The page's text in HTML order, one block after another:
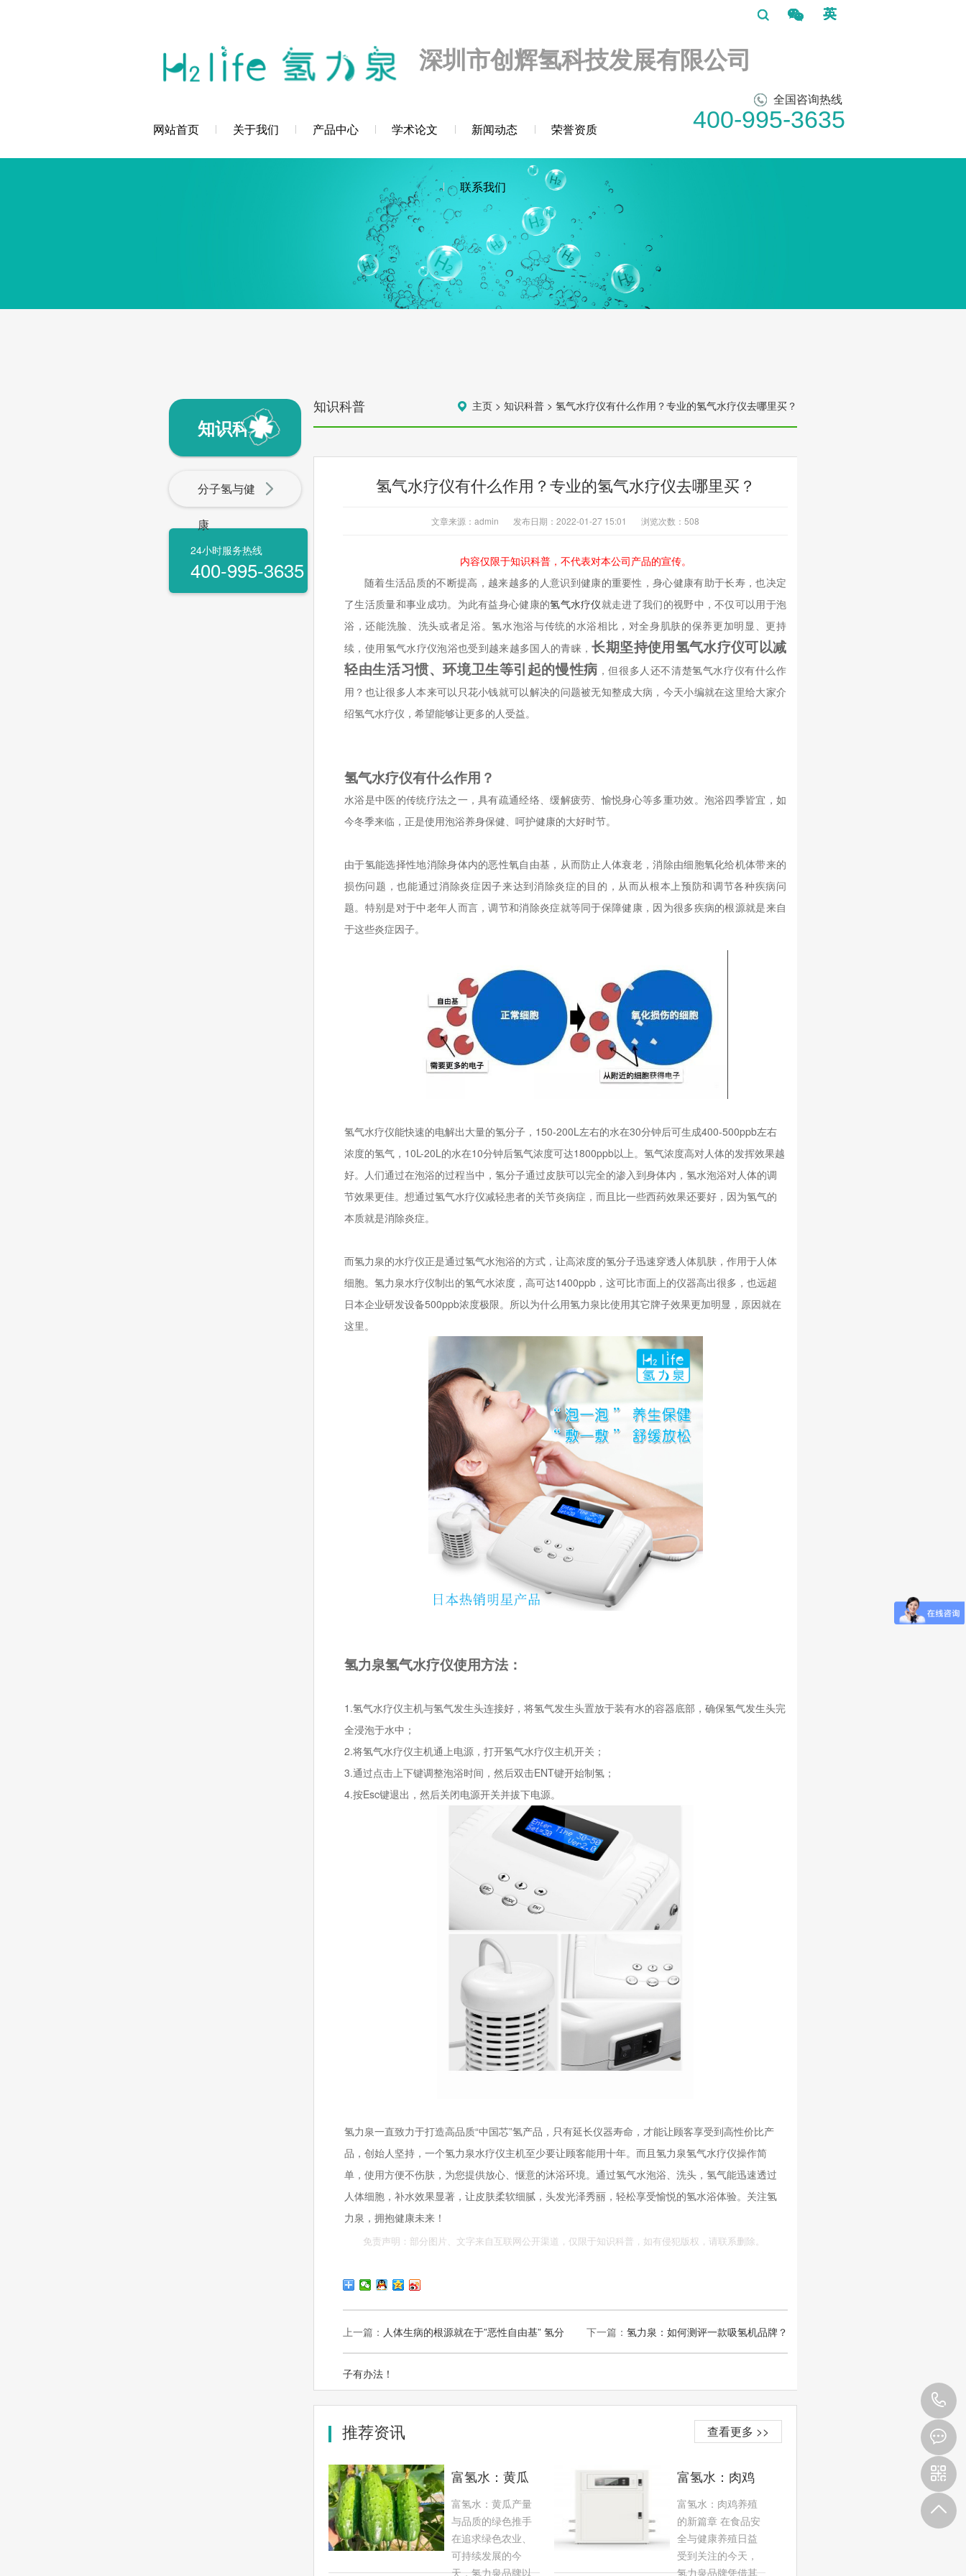
深圳市创辉氢科技发展有限公司
全国咨询热线
400-995-3635
网站首页 关于我们 产品中心 学术论文 新闻动态 荣誉资质
联系我们
知识科普
分子氢与健
康
24小时服务热线
400-995-3635
主页> 知识科普> 氢气水疗仪有什么作用？专业的氢气水疗仪去哪里买？
知识科普
氢气水疗仪有什么作用？专业的氢气水疗仪去哪里买？
文章来源：admin 发布日期：2022-01-27 15:01 浏览次数：508
内容仅限于知识科普，不代表对本公司产品的宣传。
随着生活品质的不断提高，越来越多的人意识到健康的重要性，身心健康有助于长寿，也决定
了生活质量和事业成功。为此有益身心健康的氢气水疗仪就走进了我们的视野中，不仅可以用于泡
浴，还能洗脸、洗头或者足浴。氢水泡浴与传统的水浴相比，对全身肌肤的保养更加明显、更持
续，使用氢气水疗仪泡浴也受到越来越多国人的青睐，长期坚持使用氢气水疗仪可以减
轻由生活习惯、环境卫生等引起的慢性病 ，但很多人还不清楚氢气水疗仪有什么作
用？也让很多人本来可以只花小钱就可以解决的问题被无知整成大病，今天小编就在这里给大家介
绍氢气水疗仪，希望能够让更多的人受益。
氢气水疗仪有什么作用？
水浴是中医的传统疗法之一，具有疏通经络、缓解疲劳、愉悦身心等多重功效。泡浴四季皆宜，如
今冬季来临，正是使用泡浴养身保健、呵护健康的大好时节。
由于氢能选择性地消除身体内的恶性氧自由基，从而防止人体衰老，消除由细胞氧化给机体带来的
损伤问题，也能通过消除炎症因子来达到消除炎症的目的，从而从根本上预防和调节各种疾病问
题。特别是对于中老年人而言，调节和消除炎症就等同于保障健康，因为很多疾病的根源就是来自
于这些炎症因子。
氢气水疗仪能快速的电解出大量的氢分子，150-200L左右的水在30分钟后可生成400-500ppb左右
浓度的氢气，10L-20L的水在10分钟后氢气浓度可达1800ppb以上。氢气浓度高对人体的发挥效果越
好。人们通过在泡浴的过程当中，氢分子通过皮肤可以完全的渗入到身体内，氢水泡浴对人体的调
节效果更佳。想通过氢气水疗仪减轻患者的关节炎病症，而且比一些西药效果还要好，因为氢气的
本质就是消除炎症。
而氢力泉的水疗仪正是通过氢气水泡浴的方式，让高浓度的氢分子迅速穿透人体肌肤，作用于人体
细胞。氢力泉水疗仪制出的氢气水浓度，高可达1400ppb，这可比市面上的仪器高出很多，也远超
日本企业研发设备500ppb浓度极限。所以为什么用氢力泉比使用其它牌子效果更加明显，原因就在
这里。
氢力泉氢气水疗仪使用方法：
1.氢气水疗仪主机与氢气发生头连接好，将氢气发生头置放于装有水的容器底部，确保氢气发生头完
全浸泡于水中；
2.将氢气水疗仪主机通上电源，打开氢气水疗仪主机开关；
3.通过点击上下键调整泡浴时间，然后双击ENT键开始制氢；
4.按Esc键退出，然后关闭电源开关并拔下电源。
氢力泉一直致力于打造高品质“中国芯”氢产品，只有延长仪器寿命，才能让顾客享受到高性价比产
品，创始人坚持，一个氢力泉水疗仪主机至少要让顾客能用十年。而且氢力泉氢气水疗仪操作简
单，使用方便不伤肤，为您提供放心、惬意的沐浴环境。通过氢气水泡浴、洗头，氢气能迅速透过
人体细胞，补水效果显著，让皮肤柔软细腻，头发光泽秀丽，轻松享受愉悦的氢水浴体验。关注氢
力泉，拥抱健康未来！
免责声明：部分图片、文字来自互联网公开渠道，仅限于知识科普，如有侵犯版权，请联系删除。
上一篇： 人体生病的根源就在于”恶性自由基” 氢分
子有办法！
下一篇： 氢力泉：如何测评一款吸氢机品牌？
查看更多 >>
推荐资讯
富氢水：黄瓜
产量与品质的
绿色推手
富氢水：黄瓜产量
与品质的绿色推手
在追求绿色农业、
可持续发展的今
天，氢力泉品牌以
富氢水：肉鸡
养殖的新篇章
富氢水：肉鸡养殖
的新篇章 在食品安
全与健康养殖日益
受到关注的今天，
氢力泉品牌凭借其